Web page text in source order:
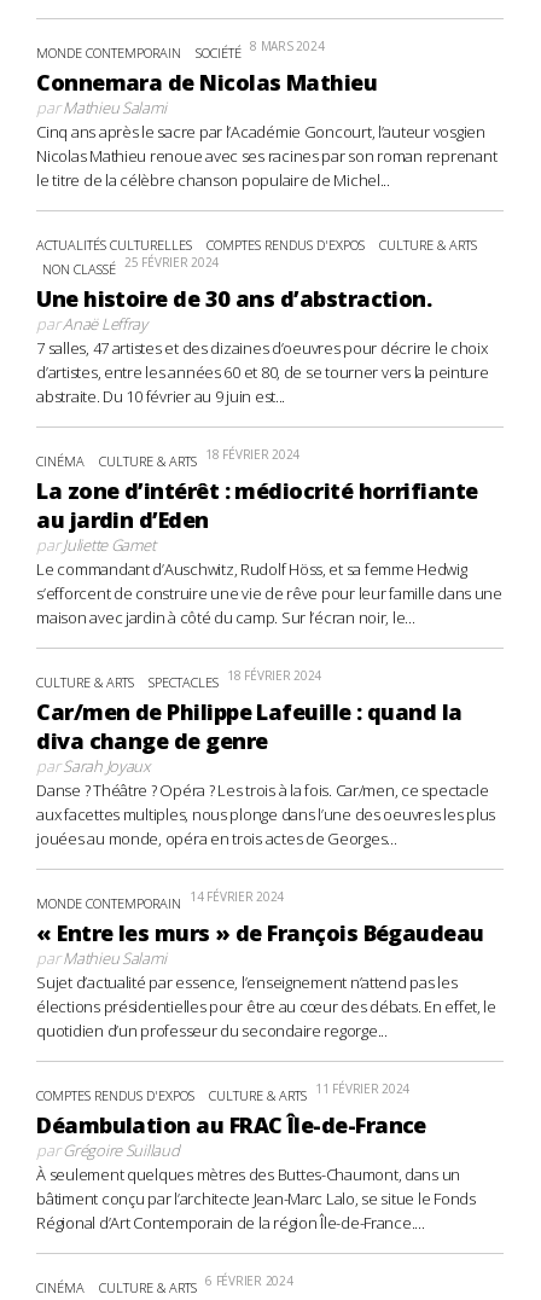
MONDE CONTEMPORAIN SOCIÉTÉ 8 MARS 2024
Connemara de Nicolas Mathieu
parMathieu Salami
Cinq ans après le sacre par l’Académie Goncourt, l’auteur vosgien
Nicolas Mathieu renoue avec ses racines par son roman reprenant
le titre de la célèbre chanson populaire de Michel...
ACTUALITÉS CULTURELLES COMPTES RENDUS D'EXPOS
CULTURE & ARTS
NON CLASSÉ 25 FÉVRIER 2024
Une histoire de 30 ans d’abstraction.
parAnaë Leffray
7 salles, 47 artistes et des dizaines d’oeuvres pour décrire le choix
d’artistes, entre les années 60 et 80, de se tourner vers la peinture
abstraite. Du 10 février au 9 juin est...
CINÉMA CULTURE & ARTS 18 FÉVRIER 2024
La zone d’intérêt : médiocrité horrifiante
au jardin d’Eden
parJuliette Gamet
Le commandant d’Auschwitz, Rudolf Höss, et sa femme Hedwig
s’efforcent de construire une vie de rêve pour leur famille dans une
maison avec jardin à côté du camp. Sur l’écran noir, le...
CULTURE & ARTS SPECTACLES 18 FÉVRIER 2024
Car/men de Philippe Lafeuille : quand la
diva change de genre
parSarah Joyaux
Danse ? Théâtre ? Opéra ? Les trois à la fois. Car/men, ce spectacle
aux facettes multiples, nous plonge dans l’une des oeuvres les plus
jouées au monde, opéra en trois actes de Georges...
MONDE CONTEMPORAIN 14 FÉVRIER 2024
« Entre les murs » de François Bégaudeau
parMathieu Salami
Sujet d’actualité par essence, l’enseignement n’attend pas les
élections présidentielles pour être au cœur des débats. En effet, le
quotidien d’un professeur du secondaire regorge...
COMPTES RENDUS D'EXPOS CULTURE & ARTS 11 FÉVRIER 2024
Déambulation au FRAC Île-de-France
parGrégoire Suillaud
À seulement quelques mètres des Buttes-Chaumont, dans un
bâtiment conçu par l’architecte Jean-Marc Lalo, se situe le Fonds
Régional d’Art Contemporain de la région Île-de-France....
CINÉMA CULTURE & ARTS 6 FÉVRIER 2024